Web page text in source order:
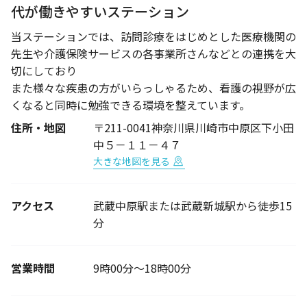
代が働きやすいステーション
当ステーションでは、訪問診療をはじめとした医療機関の
先生や介護保険サービスの各事業所さんなどとの連携を大
切にしており
また様々な疾患の方がいらっしゃるため、看護の視野が広
くなると同時に勉強できる環境を整えています。
住所・地図
〒211-0041神奈川県川崎市中原区下小田
中５－１１－４７
大きな地図を見る
アクセス
武蔵中原駅または武蔵新城駅から徒歩15
分
営業時間 9時00分～18時00分